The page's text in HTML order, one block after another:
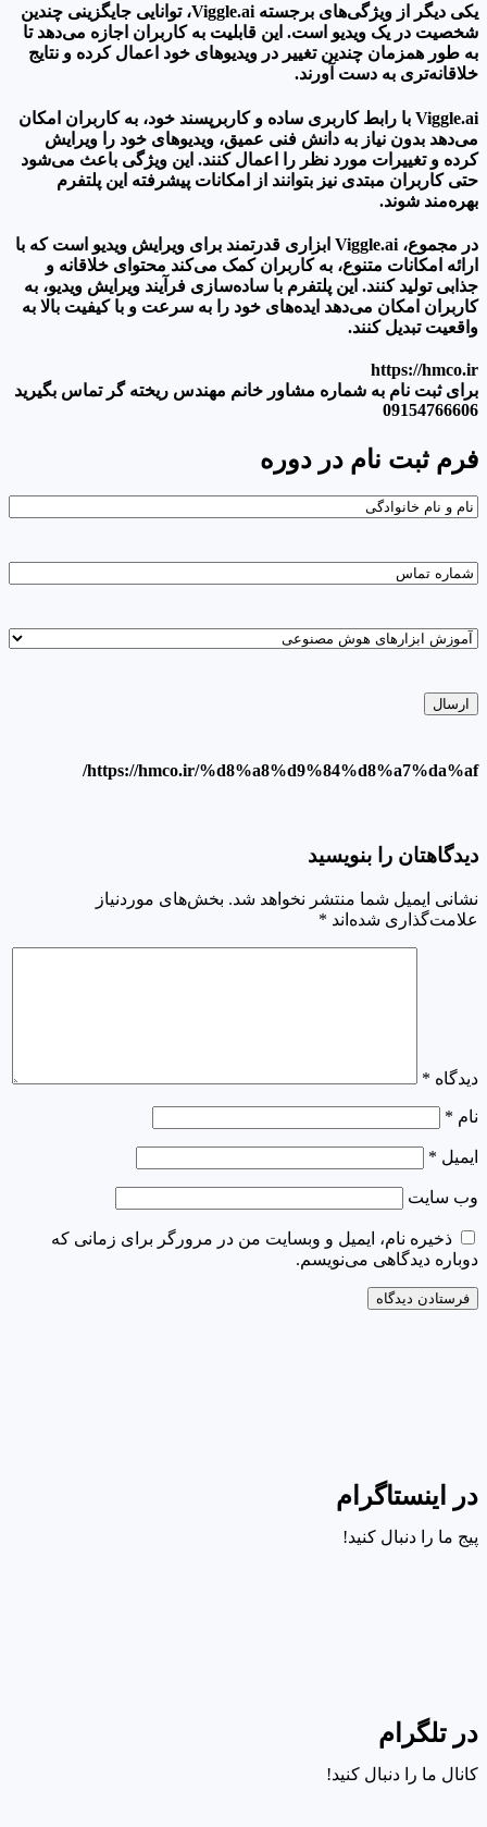
یکی دیگر از ویژگی‌های برجسته Viggle.ai، توانایی جایگزینی چندین
شخصیت در یک ویدیو است. این قابلیت به کاربران اجازه می‌دهد تا
به طور همزمان چندین تغییر در ویدیوهای خود اعمال کرده و نتایج
خلاقانه‌تری به دست آورند.
Viggle.ai با رابط کاربری ساده و کاربرپسند خود، به کاربران امکان
می‌دهد بدون نیاز به دانش فنی عمیق، ویدیوهای خود را ویرایش
کرده و تغییرات مورد نظر را اعمال کنند. این ویژگی باعث می‌شود
حتی کاربران مبتدی نیز بتوانند از امکانات پیشرفته این پلتفرم
بهره‌مند شوند.
در مجموع، Viggle.ai ابزاری قدرتمند برای ویرایش ویدیو است که با
ارائه امکانات متنوع، به کاربران کمک می‌کند محتوای خلاقانه و
جذابی تولید کنند. این پلتفرم با ساده‌سازی فرآیند ویرایش ویدیو، به
کاربران امکان می‌دهد ایده‌های خود را به سرعت و با کیفیت بالا به
واقعیت تبدیل کنند.
https://hmco.ir
برای ثبت نام به شماره مشاور خانم مهندس ریخته گر تماس بگیرید
09154766606
فرم ثبت نام در دوره
name
Phone
field
https://hmco.ir/%d8%a8%d9%84%d8%a7%da%af/
دیدگاهتان را بنویسید
نشانی ایمیل شما منتشر نخواهد شد. بخش‌های موردنیاز
علامت‌گذاری شده‌اند *
دیدگاه *
نام *
ایمیل *
وب‌ سایت
ذخیره نام، ایمیل و وبسایت من در مرورگر برای زمانی که
دوباره دیدگاهی می‌نویسم.
در اینستاگرام
پیج ما را دنبال کنید!
در تلگرام
کانال ما را دنبال کنید!